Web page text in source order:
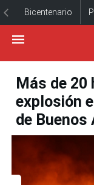
Bicentenario
Más de
explosión
de Buenos